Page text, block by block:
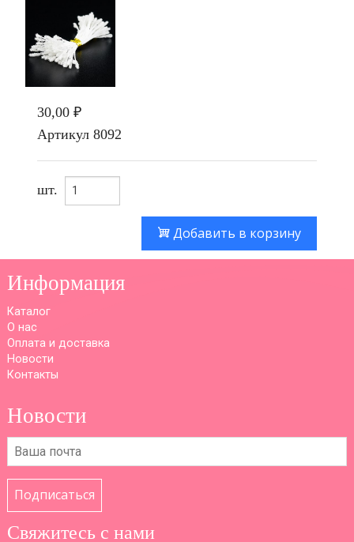
30,00 ₽
Артикул 8092
шт.
Добавить в корзину
Информация
Каталог
О нас
Оплата и доставка
Новости
Контакты
Новости
Подписаться
Свяжитесь с нами